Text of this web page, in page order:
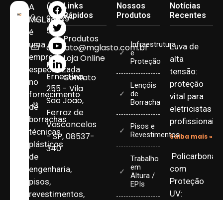
A
MGLasto
é
uma
empresa
especializada
no
fornecimento
de
borrachas
técnicas,
plásticos
de
engenharia,
pisos,
revestimentos,
(11)
93959-
5090
contato@mglasto.com.br
Rua
Ernestina,
255 - Vila
Sao Joao,
Ferraz de
Vasconcelos
- SP, 08537-
340
Links
Rápidos
Produtos
Loja Online
Contato
Nossos
Produtos
Infraestrutura
e
Proteção
Lençóis
de
Borracha
Pisos e
Revestimentos
Trabalho
em
Altura /
EPIs
Notícias
Recentes
Luva de
alta
tensão:
proteção
vital para
eletricistas
profissionais
Saiba mais »
com
Proteção
UV: